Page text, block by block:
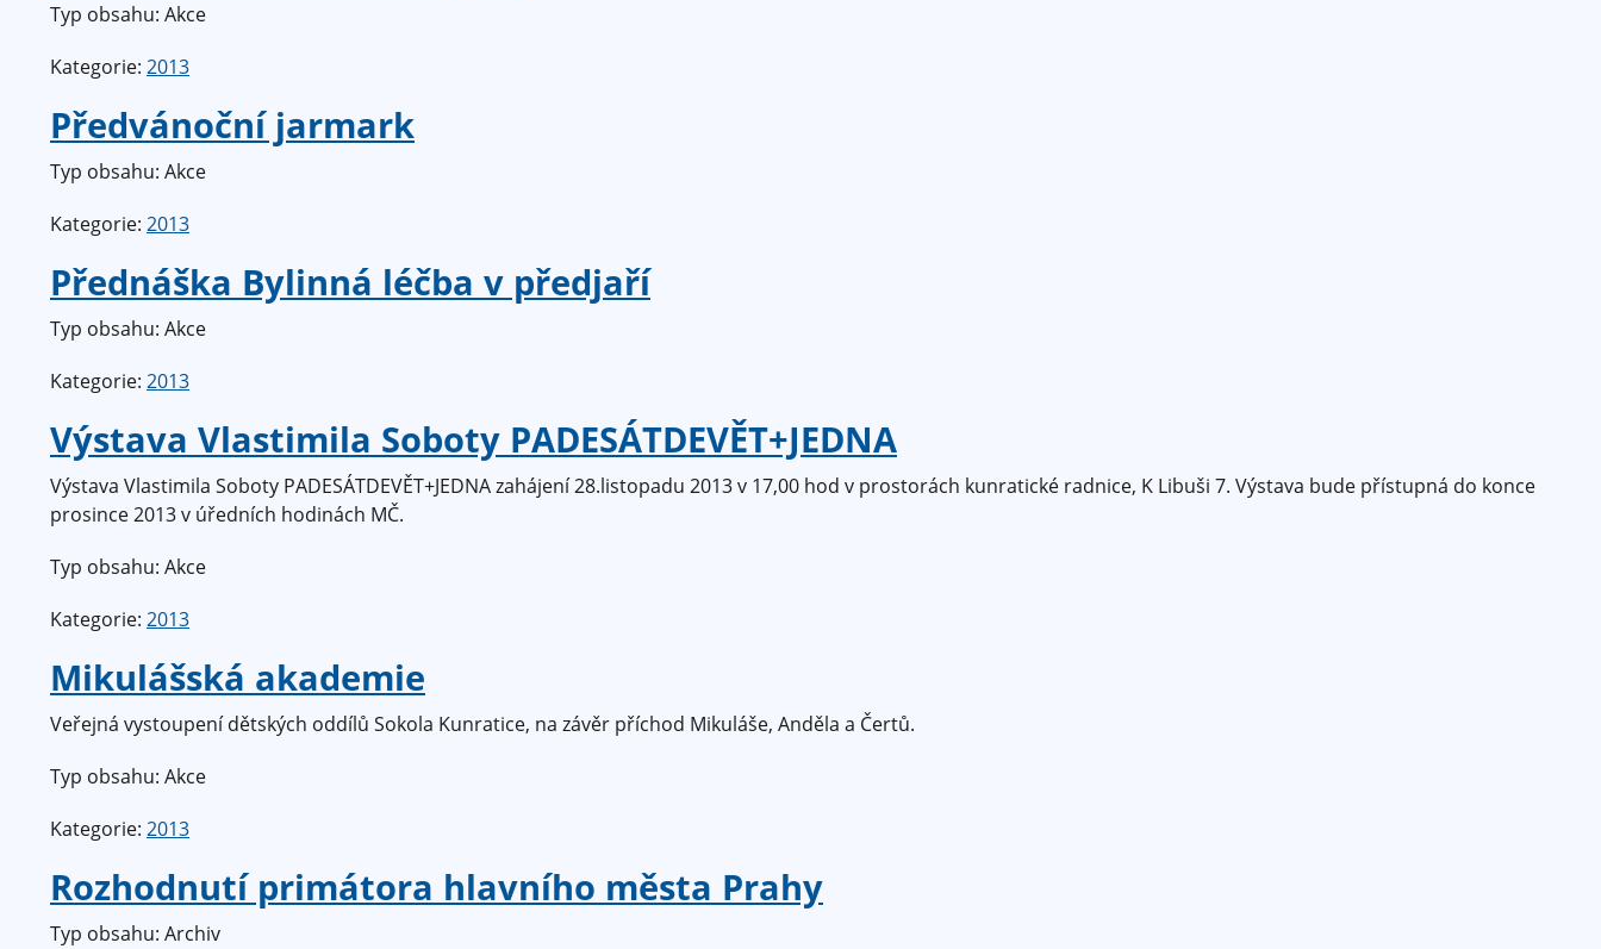
Typ obsahu: Akce
Kategorie: 2013
Předvánoční jarmark
Typ obsahu: Akce
Kategorie: 2013
Přednáška Bylinná léčba v předjaří
Typ obsahu: Akce
Kategorie: 2013
Výstava Vlastimila Soboty PADESÁTDEVĚT+JEDNA
Výstava Vlastimila Soboty PADESÁTDEVĚT+JEDNA zahájení 28.listopadu 2013 v 17,00 hod v prostorách kunratické radnice, K Libuši 7. Výstava bude přístupná do konce
prosince 2013 v úředních hodinách MČ.
Typ obsahu: Akce
Kategorie: 2013
Mikulášská akademie
Veřejná vystoupení dětských oddílů Sokola Kunratice, na závěr příchod Mikuláše, Anděla a Čertů.
Typ obsahu: Akce
Kategorie: 2013
Rozhodnutí primátora hlavního města Prahy
Typ obsahu: Archiv